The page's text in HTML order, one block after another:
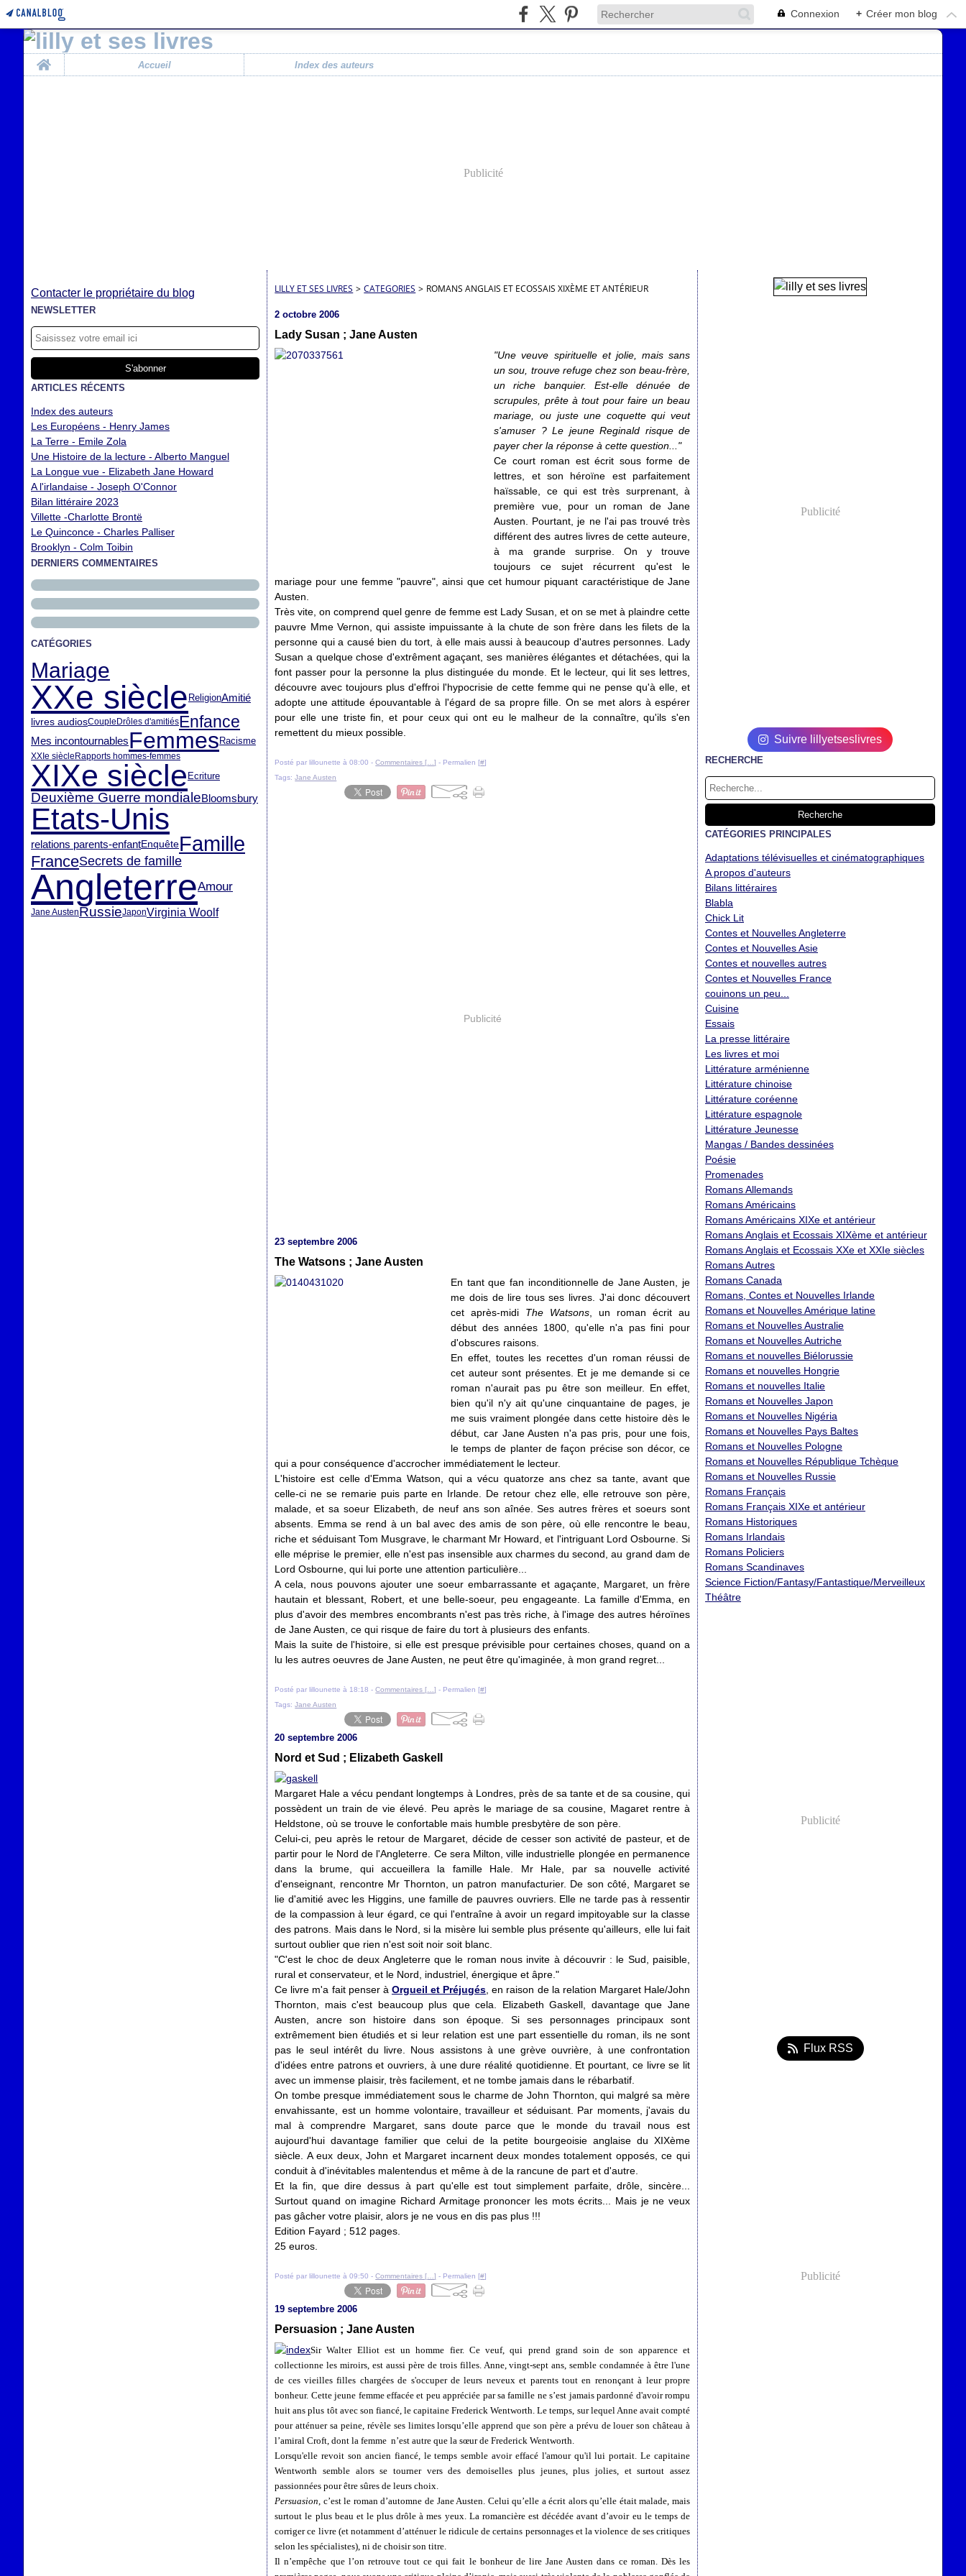
Connexion + Créer mon blog
Home
Accueil Index des auteurs
Publicité
Contacter le propriétaire du blog
NEWSLETTER
ARTICLES RÉCENTS
Index des auteurs
Les Européens - Henry James
La Terre - Emile Zola
Une Histoire de la lecture - Alberto Manguel
La Longue vue - Elizabeth Jane Howard
A l'irlandaise - Joseph O'Connor
Bilan littéraire 2023
Villette -Charlotte Brontë
Le Quinconce - Charles Palliser
Brooklyn - Colm Toibin
DERNIERS COMMENTAIRES
CATÉGORIES
Mariage
XXe siècle ReligionAmitié
livres audiosCouple Drôles d'amitiésEnfance
Mes incontournablesFemmesRacisme
XXIe siècle Rapports hommes-femmes
XIXe siècle Ecriture
Deuxième Guerre mondialeBloomsbury
Etats-Unis
relations parents-enfantEnquêteFamille
FranceSecrets de famille
AngleterreAmour
Jane AustenRussieJaponVirginia Woolf
LILLY ET SES LIVRES > CATEGORIES > ROMANS ANGLAIS ET ECOSSAIS XIXÈME ET ANTÉRIEUR
2 octobre 2006
Lady Susan ; Jane Austen
"Une veuve spirituelle et jolie, mais sans
un sou, trouve refuge chez son beau-frère,
un riche banquier. Est-elle dénuée de
scrupules, prête à tout pour faire un beau
mariage, ou juste une coquette qui veut
s'amuser ? Le jeune Reginald risque de
payer cher la réponse à cette question..."
Ce court roman est écrit sous forme de
lettres, et son héroïne est parfaitement
haïssable, ce qui est très surprenant, à
première vue, pour un roman de Jane
Austen. Pourtant, je ne l'ai pas trouvé très
différent des autres livres de cette auteure,
à ma grande surprise. On y trouve
toujours ce sujet récurrent qu'est le
mariage pour une femme "pauvre", ainsi que cet humour piquant caractéristique de Jane
Austen.
Très vite, on comprend quel genre de femme est Lady Susan, et on se met à plaindre cette
pauvre Mme Vernon, qui assiste impuissante à la chute de son frère dans les filets de la
personne qui a causé bien du tort, à elle mais aussi à beaucoup d'autres personnes. Lady
Susan a quelque chose d'extrêment agaçant, ses manières élégantes et détachées, qui la
font passer pour la personne la plus distinguée du monde. Et le lecteur, qui lit ses lettres,
découvre avec toujours plus d'effroi l'hypocrisie de cette femme qui ne pense qu'à elle, et
adopte une attitude épouvantable à l'égard de sa propre fille. On se met alors à espérer
pour elle une triste fin, et pour ceux qui ont eu le malheur de la connaître, qu'ils s'en
remettent du mieux possible.
Posté par lillounette à 08:00 -Commentaires [ …] - Permalien [#]
Tags:Jane Austen
Publicité
23 septembre 2006
The Watsons ; Jane Austen
En tant que fan inconditionnelle de Jane Austen, je
me dois de lire tous ses livres. J'ai donc découvert
cet après-midi The Watsons , un roman écrit au
début des années 1800, qu'elle n'a pas fini pour
d'obscures raisons.
En effet, toutes les recettes d'un roman réussi de
cet auteur sont présentes. Et je me demande si ce
roman n'aurait pas pu être son meilleur. En effet,
bien qu'il n'y ait qu'une cinquantaine de pages, je
me suis vraiment plongée dans cette histoire dès le
début, car Jane Austen n'a pas pris, pour une fois,
le temps de planter de façon précise son décor, ce
qui a pour conséquence d'accrocher immédiatement le lecteur.
L'histoire est celle d'Emma Watson, qui a vécu quatorze ans chez sa tante, avant que
celle-ci ne se remarie puis parte en Irlande. De retour chez elle, elle retrouve son père,
malade, et sa soeur Elizabeth, de neuf ans son aînée. Ses autres frères et soeurs sont
absents. Emma se rend à un bal avec des amis de son père, où elle rencontre le beau,
riche et séduisant Tom Musgrave, le charmant Mr Howard, et l'intriguant Lord Osbourne. Si
elle méprise le premier, elle n'est pas insensible aux charmes du second, au grand dam de
Lord Osbourne, qui lui porte une attention particulière...
A cela, nous pouvons ajouter une soeur embarrassante et agaçante, Margaret, un frère
hautain et blessant, Robert, et une belle-soeur, peu engageante. La famille d'Emma, en
plus d'avoir des membres encombrants n'est pas très riche, à l'image des autres héroïnes
de Jane Austen, ce qui risque de faire du tort à plusieurs des enfants.
Mais la suite de l'histoire, si elle est presque prévisible pour certaines choses, quand on a
lu les autres oeuvres de Jane Austen, ne peut être qu'imaginée, à mon grand regret...
Posté par lillounette à 18:18 -Commentaires [ …] - Permalien [#]
Tags:Jane Austen
20 septembre 2006
Nord et Sud ; Elizabeth Gaskell
Margaret Hale a vécu pendant longtemps à Londres, près de sa tante et de sa cousine, qui
possèdent un train de vie élevé. Peu après le mariage de sa cousine, Magaret rentre à
Heldstone, où se trouve le confortable mais humble presbytère de son père.
Celui-ci, peu après le retour de Margaret, décide de cesser son activité de pasteur, et de
partir pour le Nord de l'Angleterre. Ce sera Milton, ville industrielle plongée en permanence
dans la brume, qui accueillera la famille Hale. Mr Hale, par sa nouvelle activité
d'enseignant, rencontre Mr Thornton, un patron manufacturier. De son côté, Margaret se
lie d'amitié avec les Higgins, une famille de pauvres ouvriers. Elle ne tarde pas à ressentir
de la compassion à leur égard, ce qui l'entraîne à avoir un regard impitoyable sur la classe
des patrons. Mais dans le Nord, si la misère lui semble plus présente qu'ailleurs, elle lui fait
surtout oublier que rien n'est soit noir soit blanc.
"C'est le choc de deux Angleterre que le roman nous invite à découvrir : le Sud, paisible,
rural et conservateur, et le Nord, industriel, énergique et âpre."
Ce livre m'a fait penser à Orgueil et Préjugés , en raison de la relation Margaret Hale/John
Thornton, mais c'est beaucoup plus que cela. Elizabeth Gaskell, davantage que Jane
Austen, ancre son histoire dans son époque. Si ses personnages principaux sont
extrêmement bien étudiés et si leur relation est une part essentielle du roman, ils ne sont
pas le seul intérêt du livre. Nous assistons à une grève ouvrière, à une confrontation
d'idées entre patrons et ouvriers, à une dure réalité quotidienne. Et pourtant, ce livre se lit
avec un immense plaisir, très facilement, et ne tombe jamais dans le rébarbatif.
On tombe presque immédiatement sous le charme de John Thornton, qui malgré sa mère
envahissante, est un homme volontaire, travailleur et séduisant. Par moments, j'avais du
mal à comprendre Margaret, sans doute parce que le monde du travail nous est
aujourd'hui davantage familier que celui de la petite bourgeoisie anglaise du XIXème
siècle. A eux deux, John et Margaret incarnent deux mondes totalement opposés, ce qui
conduit à d'inévitables malentendus et même à de la rancune de part et d'autre.
Et la fin, que dire dessus à part qu'elle est tout simplement parfaite, drôle, sincère...
Surtout quand on imagine Richard Armitage prononcer les mots écrits... Mais je ne veux
pas gâcher votre plaisir, alors je ne vous en dis pas plus !!!
Edition Fayard ; 512 pages.
25 euros.
Posté par lillounette à 09:50 -Commentaires [ …] - Permalien [#]
19 septembre 2006
Persuasion ; Jane Austen
Sir Walter Elliot est un homme fier. Ce veuf, qui prend grand soin de son apparence et
collectionne les miroirs, est aussi père de trois filles. Anne, vingt-sept ans, semble condamnée à être l'une
de ces vieilles filles chargées de s'occuper de leurs neveux et parents tout en renonçant à leur propre
bonheur. Cette jeune femme effacée et peu appréciée par sa famille ne s’est jamais pardonné d'avoir rompu
huit ans plus tôt avec son fiancé, le capitaine Frederick Wentworth. Le temps, sur lequel Anne avait compté
pour atténuer sa peine, révèle ses limites lorsqu’elle apprend que son père a prévu de louer son château à
l’amiral Croft, dont la femme n’est autre que la sœur de Frederick Wentworth.
Lorsqu'elle revoit son ancien fiancé, le temps semble avoir effacé l'amour qu'il lui portait. Le capitaine
Wentworth semble alors se tourner vers des demoiselles plus jeunes, plus jolies, et surtout assez
passionnées pour être sûres de leurs choix.
Persuasion, c’est le roman d’automne de Jane Austen. Celui qu’elle a écrit alors qu’elle était malade, mais
surtout le plus beau et le plus drôle à mes yeux. La romancière est décédée avant d’avoir eu le temps de
corriger ce livre (et notamment d’atténuer le ridicule de certains personnages et la violence de ses critiques
selon les spécialistes), ni de choisir son titre.
Il n’empêche que l’on retrouve tout ce qui fait le bonheur de lire Jane Austen dans ce roman. Dès les
Publicité
Suivre lillyetseslivres
RECHERCHE
CATÉGORIES PRINCIPALES
Adaptations télévisuelles et cinématographiques
A propos d'auteurs
Bilans littéraires
Blabla
Chick Lit
Contes et Nouvelles Angleterre
Contes et Nouvelles Asie
Contes et nouvelles autres
Contes et Nouvelles France
couinons un peu...
Cuisine
Essais
La presse littéraire
Les livres et moi
Littérature arménienne
Littérature chinoise
Littérature coréenne
Littérature espagnole
Littérature Jeunesse
Mangas / Bandes dessinées
Poésie
Promenades
Romans Allemands
Romans Américains
Romans Américains XIXe et antérieur
Romans Anglais et Ecossais XIXème et antérieur
Romans Anglais et Ecossais XXe et XXIe siècles
Romans Autres
Romans Canada
Romans, Contes et Nouvelles Irlande
Romans et Nouvelles Amérique latine
Romans et Nouvelles Australie
Romans et Nouvelles Autriche
Romans et nouvelles Biélorussie
Romans et nouvelles Hongrie
Romans et nouvelles Italie
Romans et Nouvelles Japon
Romans et Nouvelles Nigéria
Romans et Nouvelles Pays Baltes
Romans et Nouvelles Pologne
Romans et Nouvelles République Tchèque
Romans et Nouvelles Russie
Romans Français
Romans Français XIXe et antérieur
Romans Historiques
Romans Irlandais
Romans Policiers
Romans Scandinaves
Science Fiction/Fantasy/Fantastique/Merveilleux
Théâtre
Publicité
Flux RSS
Publicité